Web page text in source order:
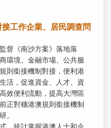
工作企業、居民調查問
督《南沙方案》落地落
環境、金融市場、公共服
則銜接機制對接，便利港
活，促進資金、人才、資
效便利流動，提高大灣區
正對穗港澳規則銜接機制
。